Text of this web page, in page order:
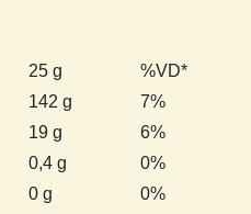
25 g
%VD*
142 g
7%
19 g
6%
0,4 g
0%
0 g
0%